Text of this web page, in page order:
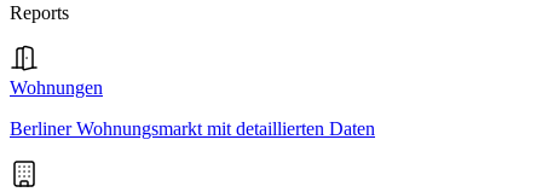
Reports
Wohnungen
Berliner Wohnungsmarkt mit detaillierten Daten